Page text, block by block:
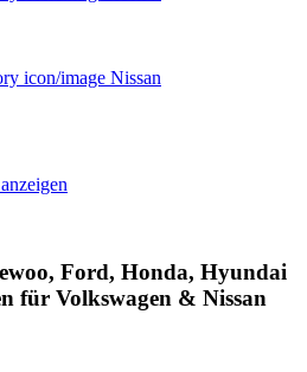
Nissan
Ford, Honda, Hyundai
für Volkswagen & Nissan